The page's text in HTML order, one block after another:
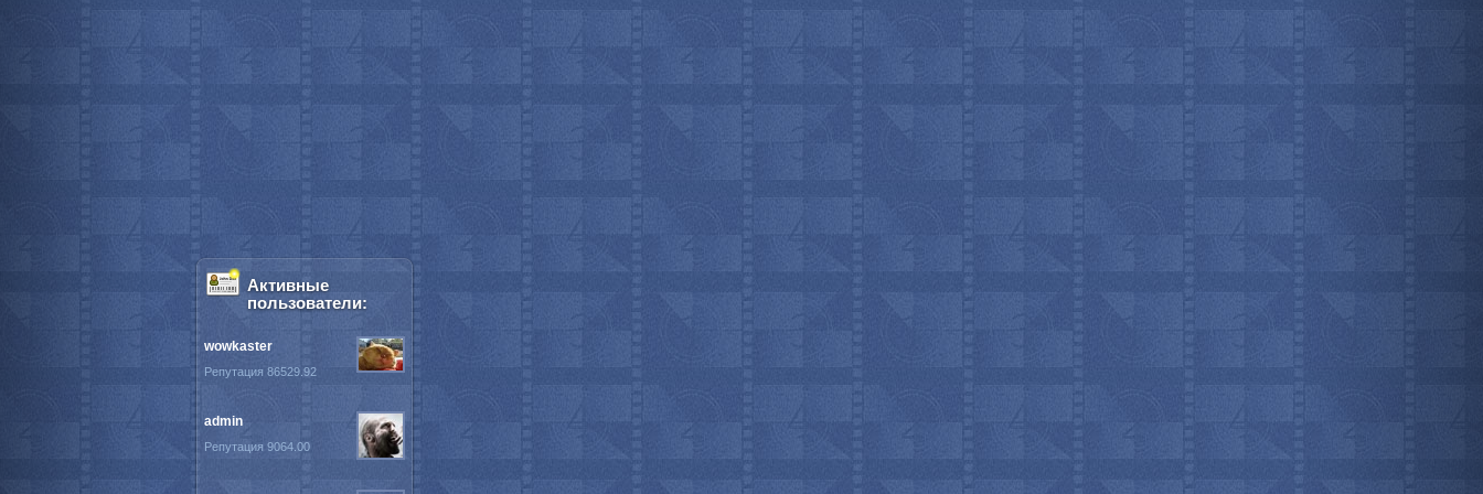
Активные
пользователи:
wowkaster
Репутация 86529.92
admin
Репутация 9064.00